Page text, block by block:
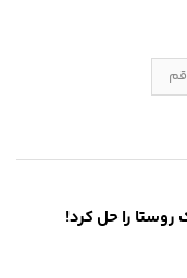
را حل کرد!